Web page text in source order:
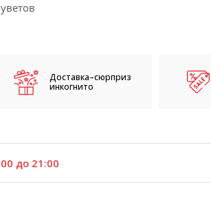
Доставка–сюрприз
инкогнито
до 21:00